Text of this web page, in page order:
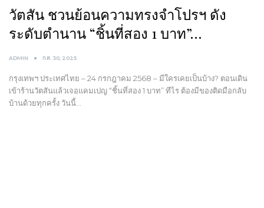
วัตสัน ชวนย้อนความทรงจำโปรฯ ดัง
ระดับตำนาน “ชิ้นที่สอง 1 บาท”…
ADMIN ก.ค. 30, 2025
กรุงเทพฯ ประเทศไทย – 24 กรกฎาคม 2568 – มีใครเคยเป็นบ้าง? ตอนเดิน
เข้าร้านวัตสันแล้วเจอแคมเปญ “ชิ้นที่สอง 1 บาท” ทีไร ต้องมีของติดมือกลับ
บ้านด้วยทุกครั้ง วันนี้…